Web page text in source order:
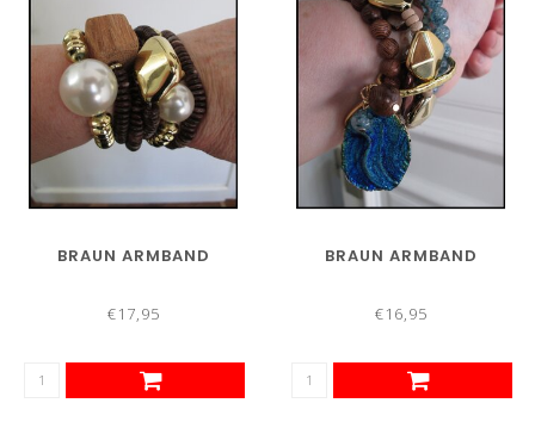
BRAUN ARMBAND
€17,95
BRAUN ARMBAND
€16,95